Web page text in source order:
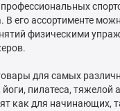
В его ассортименте
физическими
для самых
йоги, пилатеса, тяжелой
как для начинающих,